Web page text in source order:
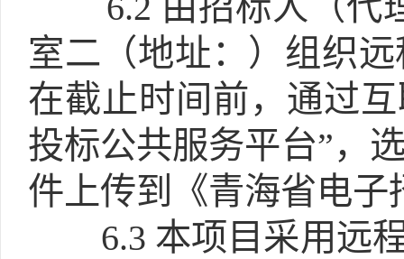
室二（地址：）组织
在截止时间前，通过
投标公共服务平台”，
件上传到《青海省电
6.3 本项目采用远